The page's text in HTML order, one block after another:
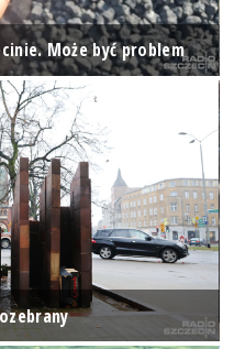
Może być problem